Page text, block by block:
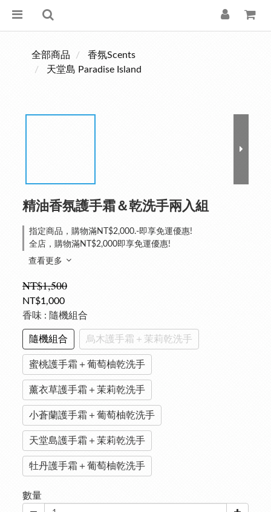
全部商品
香氛Scents
天堂島 Paradise Island
精油香氛護手霜＆乾洗手兩入組
指定商品，購物滿NT$2,000.-即享免運優惠!
全店，購物滿NT$2,000即享免運優惠!
查看更多
NT$1,500
NT$1,000
香味 : 隨機組合
隨機組合 烏木護手霜＋茉莉乾洗手
蜜桃護手霜＋葡萄柚乾洗手
薰衣草護手霜＋茉莉乾洗手
小蒼蘭護手霜＋葡萄柚乾洗手
天堂島護手霜＋茉莉乾洗手
牡丹護手霜＋葡萄柚乾洗手
數量